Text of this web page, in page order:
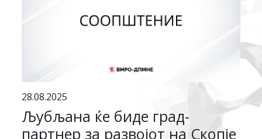
28.08.2025
Љубљана ќе биде град-
партнер за развојот на Скопје